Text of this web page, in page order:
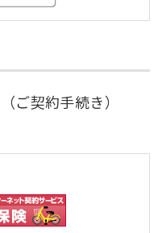
（ご契約手続き）